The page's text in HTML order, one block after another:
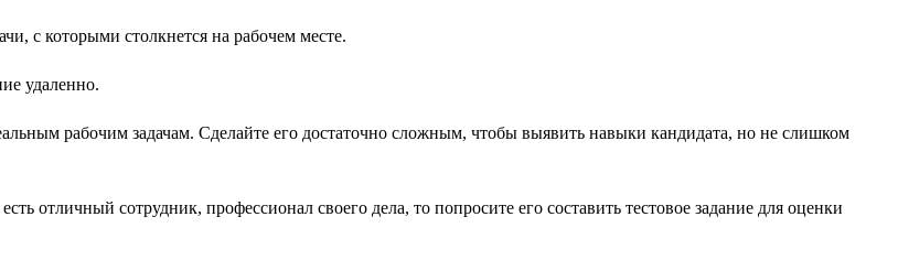
с которыми столкнется на рабочем месте.
удаленно.
рабочим задачам. Сделайте его достаточно сложным, чтобы выявить навыки кандидата, но не слишком
отличный сотрудник, профессионал своего дела, то попросите его составить тестовое задание для оценки